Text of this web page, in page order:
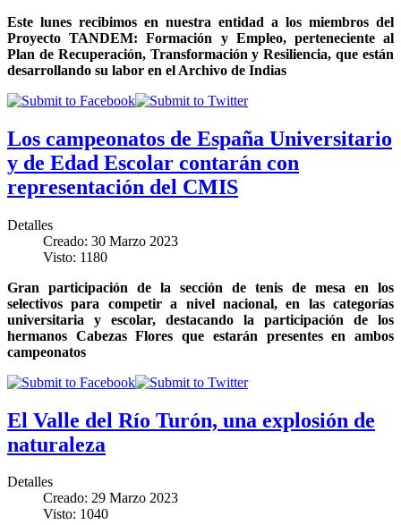
Este lunes recibimos en nuestra entidad a los miembros del
Proyecto TANDEM: Formación y Empleo, perteneciente al
Plan de Recuperación, Transformación y Resiliencia, que están
desarrollando su labor en el Archivo de Indias
Los campeonatos de España Universitario
y de Edad Escolar contarán con
representación del CMIS
Detalles
Creado: 30 Marzo 2023
Visto: 1180
Gran participación de la sección de tenis de mesa en los
selectivos para competir a nivel nacional, en las categorías
universitaria y escolar, destacando la participación de los
hermanos Cabezas Flores que estarán presentes en ambos
campeonatos
El Valle del Río Turón, una explosión de
naturaleza
Detalles
Creado: 29 Marzo 2023
Visto: 1040